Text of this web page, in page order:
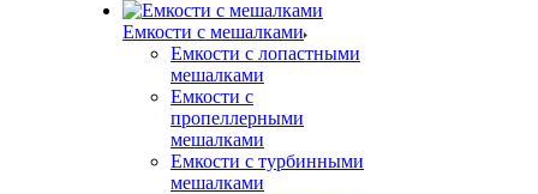
Емкости с мешалками
Емкости с лопастными
мешалками
Емкости с
пропеллерными
мешалками
Емкости с турбинными
мешалками